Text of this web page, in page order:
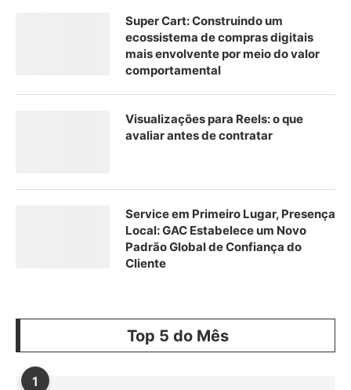
Super Cart: Construindo um
ecossistema de compras digitais
mais envolvente por meio do valor
comportamental
Visualizações para Reels: o que
avaliar antes de contratar
Service em Primeiro Lugar, Presença
Local: GAC Estabelece um Novo
Padrão Global de Confiança do
Cliente
Top 5 do Mês
1